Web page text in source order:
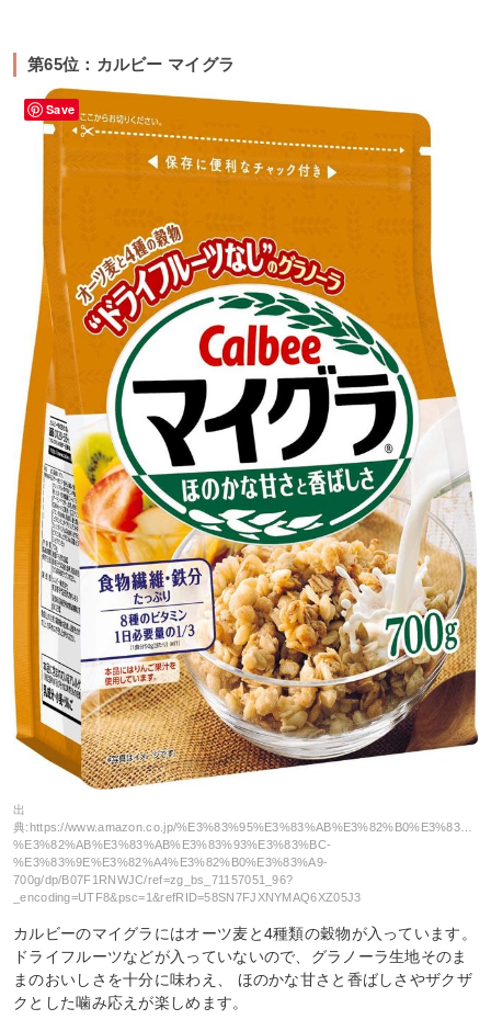
第65位：カルビー マイグラ
出
典:https://www.amazon.co.jp/%E3%83%95%E3%83%AB%E3%82%B0%E3%83%A9-
%E3%82%AB%E3%83%AB%E3%83%93%E3%83%BC-
%E3%83%9E%E3%82%A4%E3%82%B0%E3%83%A9-
700g/dp/B07F1RNWJC/ref=zg_bs_71157051_96?
_encoding=UTF8&psc=1&refRID=58SN7FJXNYMAQ6XZ05J3
カルビーのマイグラにはオーツ麦と4種類の穀物が入っています。
ドライフルーツなどが入っていないので、グラノーラ生地そのま
まのおいしさを十分に味わえ、 ほのかな甘さと香ばしさやザクザ
クとした噛み応えが楽しめます。
Save